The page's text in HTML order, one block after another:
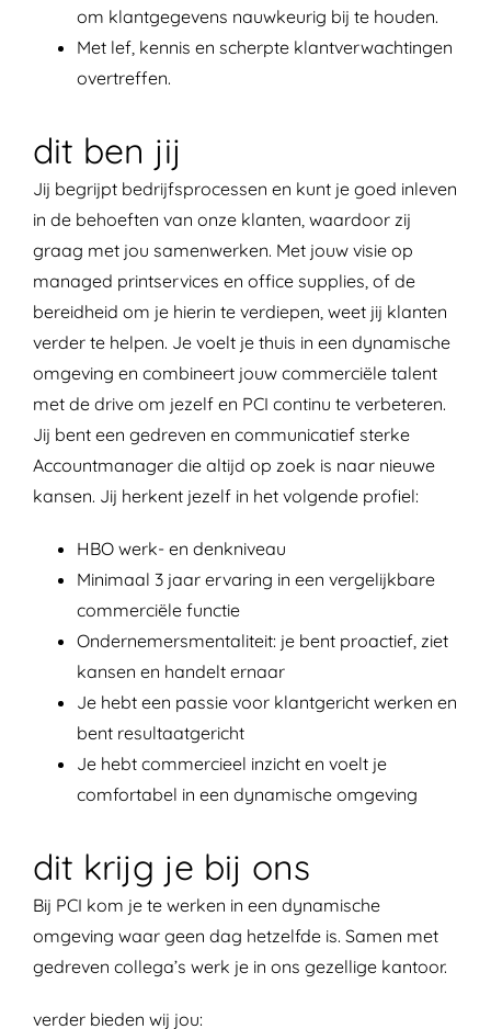
om klantgegevens nauwkeurig bij te houden.
Met lef, kennis en scherpte klantverwachtingen
overtreffen.
dit ben jij
Jij begrijpt bedrijfsprocessen en kunt je goed inleven
in de behoeften van onze klanten, waardoor zij
graag met jou samenwerken. Met jouw visie op
managed printservices en office supplies, of de
bereidheid om je hierin te verdiepen, weet jij klanten
verder te helpen. Je voelt je thuis in een dynamische
omgeving en combineert jouw commerciële talent
met de drive om jezelf en PCI continu te verbeteren.
Jij bent een gedreven en communicatief sterke
Accountmanager die altijd op zoek is naar nieuwe
kansen. Jij herkent jezelf in het volgende profiel:
HBO werk- en denkniveau
Minimaal 3 jaar ervaring in een vergelijkbare
commerciële functie
Ondernemersmentaliteit: je bent proactief, ziet
kansen en handelt ernaar
Je hebt een passie voor klantgericht werken en
bent resultaatgericht
Je hebt commercieel inzicht en voelt je
comfortabel in een dynamische omgeving
dit krijg je bij ons
Bij PCI kom je te werken in een dynamische
omgeving waar geen dag hetzelfde is. Samen met
gedreven collega’s werk je in ons gezellige kantoor.
verder bieden wij jou: